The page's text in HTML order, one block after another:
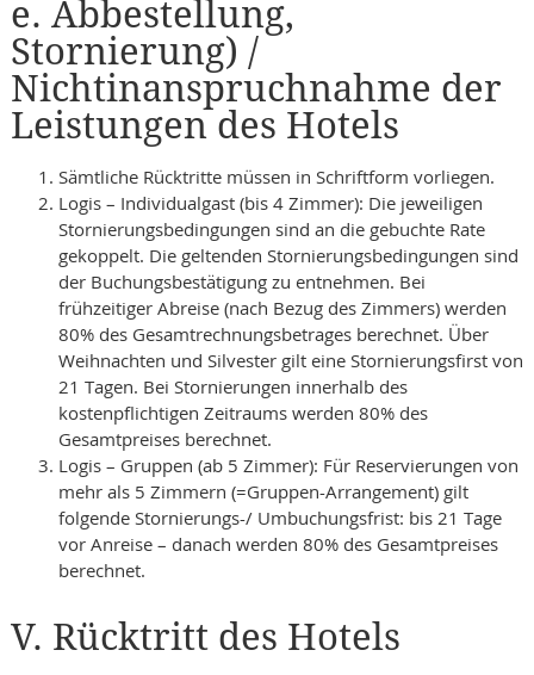
e. Abbestellung,
Stornierung) /
Nichtinanspruchnahme der
Leistungen des Hotels
Sämtliche Rücktritte müssen in Schriftform vorliegen.
Logis – Individualgast (bis 4 Zimmer): Die jeweiligen
Stornierungsbedingungen sind an die gebuchte Rate
gekoppelt. Die geltenden Stornierungsbedingungen sind
der Buchungsbestätigung zu entnehmen. Bei
frühzeitiger Abreise (nach Bezug des Zimmers) werden
80% des Gesamtrechnungsbetrages berechnet. Über
Weihnachten und Silvester gilt eine Stornierungsfirst von
21 Tagen. Bei Stornierungen innerhalb des
kostenpflichtigen Zeitraums werden 80% des
Gesamtpreises berechnet.
Logis – Gruppen (ab 5 Zimmer): Für Reservierungen von
mehr als 5 Zimmern (=Gruppen-Arrangement) gilt
folgende Stornierungs-/ Umbuchungsfrist: bis 21 Tage
vor Anreise – danach werden 80% des Gesamtpreises
berechnet.
V. Rücktritt des Hotels